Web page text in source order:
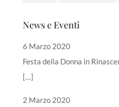
News e Eventi
6 Marzo 2020
Festa della Donna in
[…]
2 Marzo 2020